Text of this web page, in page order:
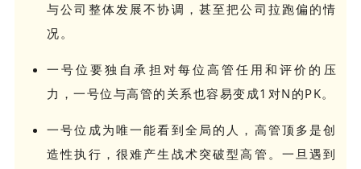
与公司整体发展不协调，甚至把公司拉跑偏的情
况。
一号位要独自承担对每位高管任用和评价的压
力，一号位与高管的关系也容易变成1对N的PK。
一号位成为唯一能看到全局的人，高管顶多是创
造性执行，很难产生战术突破型高管。一旦遇到